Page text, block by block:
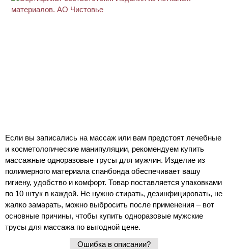
Если вы записались на массаж или вам предстоят лечебные
и косметологические манипуляции, рекомендуем купить
массажные одноразовые трусы для мужчин. Изделие из
полимерного материала спанбонда обеспечивает вашу
гигиену, удобство и комфорт. Товар поставляется упаковками
по 10 штук в каждой. Не нужно стирать, дезинфицировать, не
жалко замарать, можно выбросить после применения – вот
основные причины, чтобы купить одноразовые мужские
трусы для массажа по выгодной цене.
Ошибка в описании?